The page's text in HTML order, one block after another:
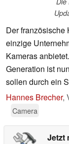
Der französische
einzige
Kameras
Generation ist
sollen durch ein
Hannes Brecher,
Camera
Jetzt